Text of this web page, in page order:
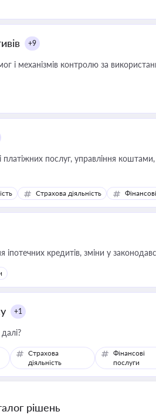
+9
і механізмів контролю за
приймання платежів та дотримання
Страхова діяльність
кредитів, зміни у
+1
Страхова
діяльність
Фінансові
послуги
рішень